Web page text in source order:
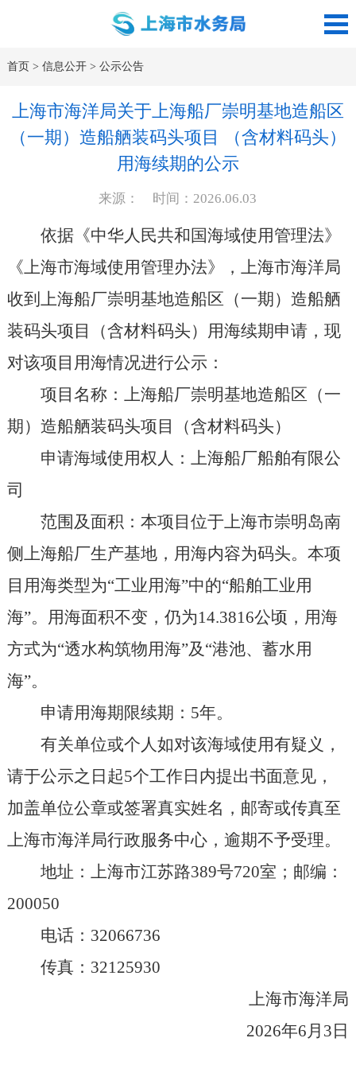
首页 > 信息公开> 公示公告
上海市海洋局关于上海船厂崇明基地造船区
（一期）造船舾装码头项目 （含材料码头）
用海续期的公示
来源： 时间：2026.06.03
依据《中华人民共和国海域使用管理法》
《上海市海域使用管理办法》，上海市海洋局
收到上海船厂崇明基地造船区（一期）造船舾
装码头项目（含材料码头）用海续期申请，现
对该项目用海情况进行公示：
项目名称：上海船厂崇明基地造船区（一
期）造船舾装码头项目（含材料码头）
申请海域使用权人：上海船厂船舶有限公
司
范围及面积：本项目位于上海市崇明岛南
侧上海船厂生产基地，用海内容为码头。本项
目用海类型为“工业用海”中的“船舶工业用
海”。用海面积不变，仍为14.3816公顷，用海
方式为“透水构筑物用海”及“港池、蓄水用
海”。
申请用海期限续期：5年。
有关单位或个人如对该海域使用有疑义，
请于公示之日起5个工作日内提出书面意见，
加盖单位公章或签署真实姓名，邮寄或传真至
上海市海洋局行政服务中心，逾期不予受理。
地址：上海市江苏路389号720室；邮编：
200050
电话：32066736
传真：32125930
上海市海洋局
2026年6月3日